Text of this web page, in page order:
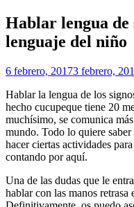
Hablar lengua de
lenguaje del niño
6 febrero, 20173 febrero,
Hablar la lengua de los
hecho cucupeque tiene 20
muchísimo, se comunica
mundo. Todo lo quiere
hacer ciertas actividades
contando por aquí.
Una de las dudas que le
hablar con las manos